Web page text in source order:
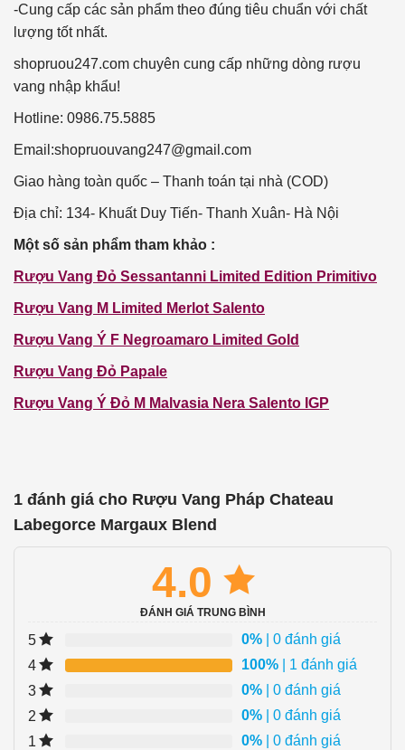
-Cung cấp các sản phẩm theo đúng tiêu chuẩn với chất
lượng tốt nhất.
shopruou247.com chuyên cung cấp những dòng rượu
vang nhập khẩu!
Hotline: 0986.75.5885
Email:shopruouvang247@gmail.com
Giao hàng toàn quốc – Thanh toán tại nhà (COD)
Địa chỉ: 134- Khuất Duy Tiến- Thanh Xuân- Hà Nội
Một số sản phẩm tham khảo :
Rượu Vang Đỏ Sessantanni Limited Edition Primitivo
Rượu Vang M Limited Merlot Salento
Rượu Vang Ý F Negroamaro Limited Gold
Rượu Vang Đỏ Papale
Rượu Vang Ý Đỏ M Malvasia Nera Salento IGP
1 đánh giá cho Rượu Vang Pháp Chateau
Labegorce Margaux Blend
4.0
ĐÁNH GIÁ TRUNG BÌNH
5 0% | 0 đánh giá
4
100% | 1 đánh giá
3
0% | 0 đánh giá
2
0% | 0 đánh giá
1
0% | 0 đánh giá